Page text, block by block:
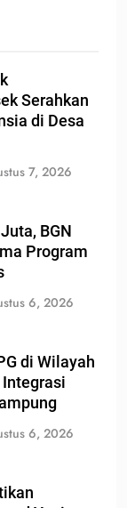
Serahkan
di Desa
7, 2026
BGN
Program
6, 2026
di Wilayah
Integrasi
6, 2026